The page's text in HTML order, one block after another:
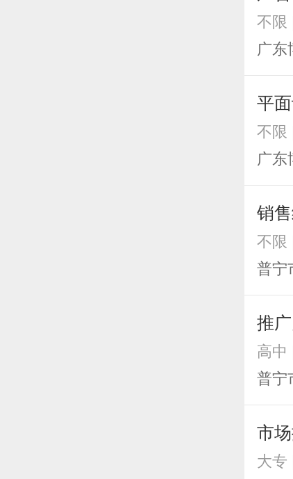
不限
广东
平
不限
广东
销
不限
普宁
推
高中
普宁
市
大专